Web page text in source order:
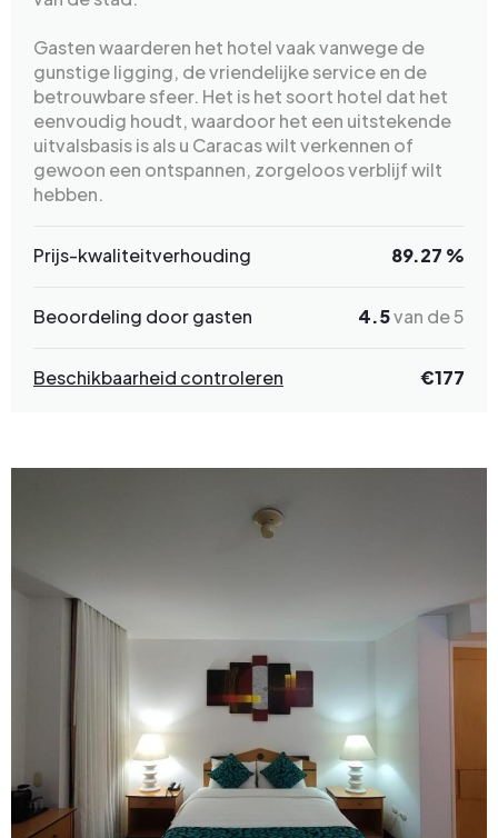
Gasten waarderen het hotel vaak vanwege de
gunstige ligging, de vriendelijke service en de
betrouwbare sfeer. Het is het soort hotel dat het
eenvoudig houdt, waardoor het een uitstekende
uitvalsbasis is als u Caracas wilt verkennen of
gewoon een ontspannen, zorgeloos verblijf wilt
hebben.
Prijs-kwaliteitverhouding 89.27 %
Beoordeling door gasten 4.5van de 5
Beschikbaarheid controleren €177